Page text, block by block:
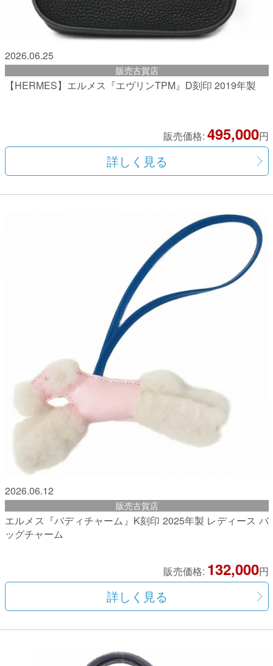
2026.06.25
販売古賀店
【HERMES】エルメス『エヴリンTPM』D刻印 2019年製
販売価格: 495,000円
詳しく見る
2026.06.12
販売古賀店
エルメス『バディチャーム』K刻印 2025年製 レディース バ
ッグチャーム
販売価格: 132,000円
詳しく見る